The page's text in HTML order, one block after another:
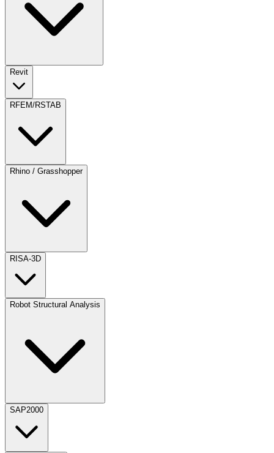
Revit
RFEM/RSTAB
Rhino / Grasshopper
RISA-3D
Robot Structural Analysis
SAP2000